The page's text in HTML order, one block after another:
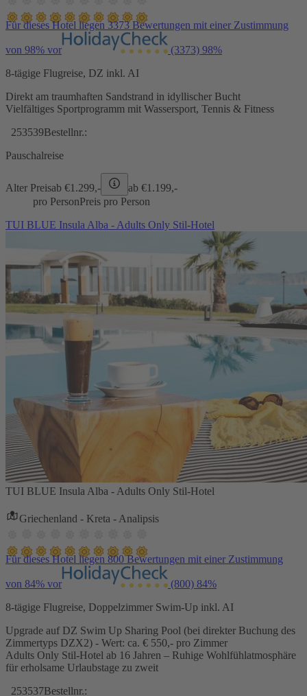
Für dieses Hotel liegen 3373 Bewertungen mit einer Zustimmung
von 98% vor (3373) 98%
8-tägige Flugreise, DZ inkl. AI
Direkt am traumhaften Sandstrand in idyllischer Bucht
Vielfältiges Sportprogramm mit Wassersport, Tennis & Fitness
253539Bestellnr.:
Pauschalreise
Alter Preisab €1.299,- ab €1.199,-
pro PersonPreis pro Person
TUI BLUE Insula Alba - Adults Only Stil-Hotel
TUI BLUE Insula Alba - Adults Only Stil-Hotel
Griechenland - Kreta - Analipsis
Für dieses Hotel liegen 800 Bewertungen mit einer Zustimmung
von 84% vor (800) 84%
8-tägige Flugreise, Doppelzimmer Swim-Up inkl. AI
Upgrade auf DZ Swim Up Sharing Pool (bei direkter Buchung des
Zimmertyps DZX2) - Wert: ca. € 550,- pro Zimmer
Adults Only Stil-Hotel ab 16 Jahren – Ruhige Wohlfühlatmosphäre
für erholsame Urlaubstage zu zweit
253537Bestellnr.: